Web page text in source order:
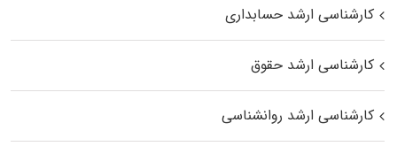
کارشناسی ارشد حسابداری
کارشناسی ارشد حقوق
کارشناسی ارشد روانشناسی